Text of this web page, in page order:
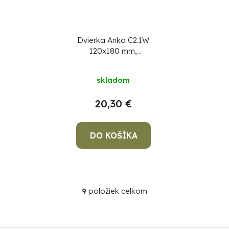
Dvierka Anko C2.1W
120x180 mm,
skladom
20,30 €
DO KOŠÍKA
O
9 položiek celkom